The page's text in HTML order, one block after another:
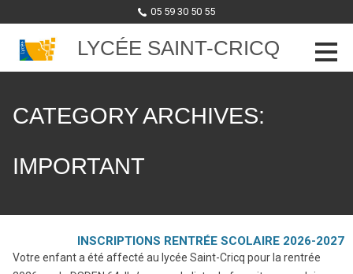
05 59 30 50 55
LYCÉE SAINT-CRICQ
CATEGORY ARCHIVES:
IMPORTANT
INSCRIPTIONS RENTRÉE SCOLAIRE 2026-2027
Votre enfant a été affecté au lycée Saint-Cricq pour la rentrée